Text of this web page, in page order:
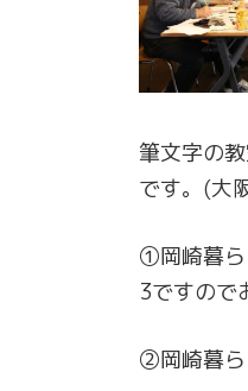
筆文字の
です。(大
①岡崎暮ら
3ですので
②岡崎暮ら